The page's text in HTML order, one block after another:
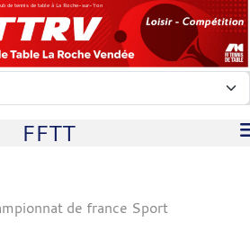
de tennis de table à La Roche-sur-Yon
FFTT
de france Sport
cookies